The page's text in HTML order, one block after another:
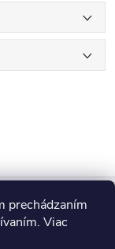
prechádzaním
Viac